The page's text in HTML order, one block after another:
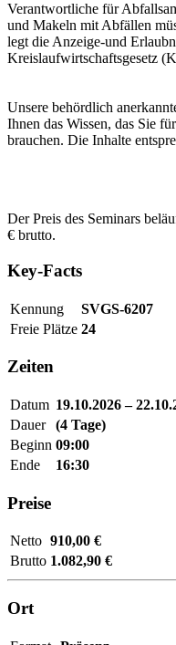
Verantwortliche für
und Makeln mit Abfällen
legt die Anzeige-und
Kreislaufwirtschaftsgesetz
Unsere behördlich
Ihnen das Wissen, das Sie
brauchen. Die Inhalte
Der Preis des Seminars
€ brutto.
Key-Facts
Kennung
SVGS-6207
Freie Plätze 24
Zeiten
Datum 19.10.2026 –
Dauer
(4 Tage)
Beginn 09:00
Ende
16:30
Preise
Netto 910,00 €
Brutto 1.082,90 €
Ort